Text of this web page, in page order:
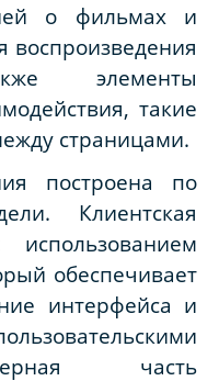
о фильмах и
воспроизведения
элементы
такие
страницами.
построена по
Клиентская
обеспечивает
интерфейса и
часть